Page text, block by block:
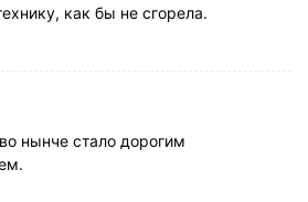
как бы не сгорела.
нынче стало дорогим